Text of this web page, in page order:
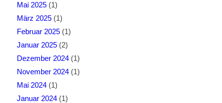
Mai 2025(1)
März 2025(1)
Februar 2025(1)
Januar 2025(2)
Dezember 2024(1)
November 2024(1)
Mai 2024(1)
Januar 2024(1)